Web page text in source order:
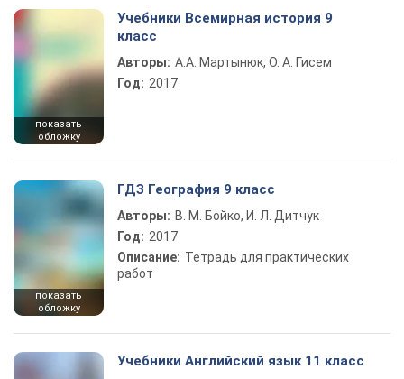
показать
обложку
Учебники Всемирная история 9
класс
Авторы: А.А. Мартынюк, О. А. Гисем
Год: 2017
показать
обложку
ГДЗ География 9 класс
Авторы: В. М. Бойко, И. Л. Дитчук
Год: 2017
Описание: Тетрадь для практических
работ
Учебники Английский язык 11 класс